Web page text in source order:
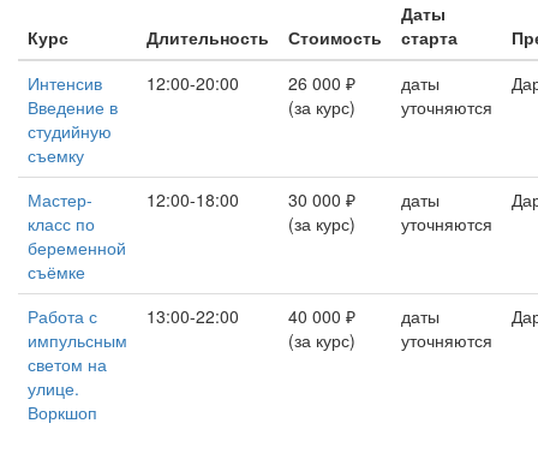
Курс Длительность Стоимость
Даты
старта
Интенсив
Введение в
студийную
съемку
12:00-20:00
26 000 ₽
(за курс)
даты
уточняются
Мастер-
класс по
беременной
съёмке
12:00-18:00
30 000 ₽
(за курс)
даты
уточняются
Работа с
импульсным
светом на
улице.
Воркшоп
13:00-22:00
40 000 ₽
(за курс)
даты
уточняются